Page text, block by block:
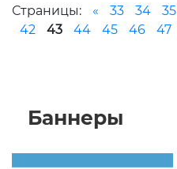
Страницы: « 33 34 35
42
43 44 45 46 47
Баннеры